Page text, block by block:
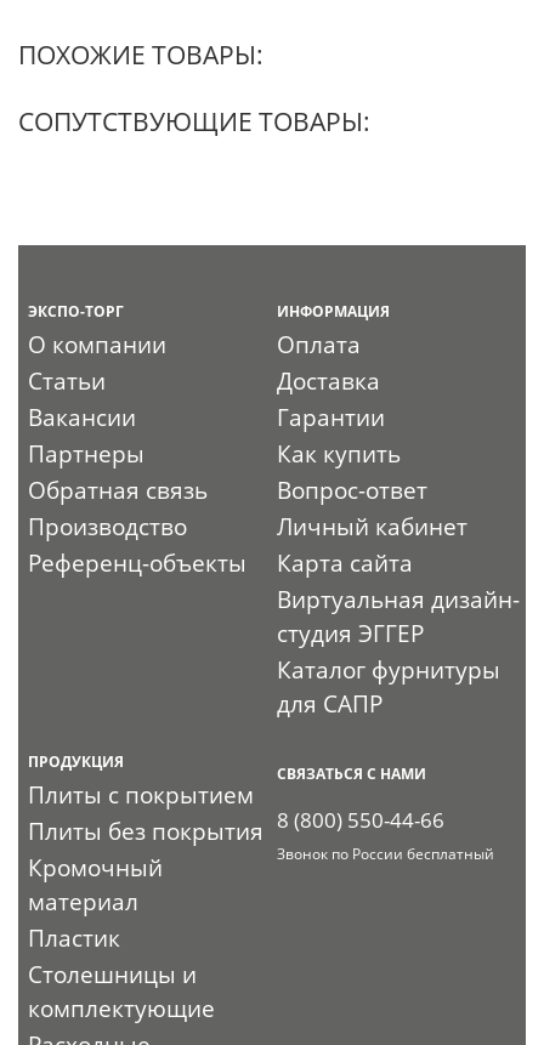
ПОХОЖИЕ ТОВАРЫ:
СОПУТСТВУЮЩИЕ ТОВАРЫ:
ЭКСПО-ТОРГ
О компании
Статьи
Вакансии
Партнеры
Обратная связь
Производство
Референц-объекты
ИНФОРМАЦИЯ
Оплата
Доставка
Гарантии
Как купить
Вопрос-ответ
Личный кабинет
Карта сайта
Виртуальная дизайн-
студия ЭГГЕР
Каталог фурнитуры
для САПР
ПРОДУКЦИЯ
Плиты с покрытием
Плиты без покрытия
Кромочный
материал
Пластик
Столешницы и
комплектующие
СВЯЗАТЬСЯ С НАМИ
8 (800) 550-44-66
Звонок по России бесплатный